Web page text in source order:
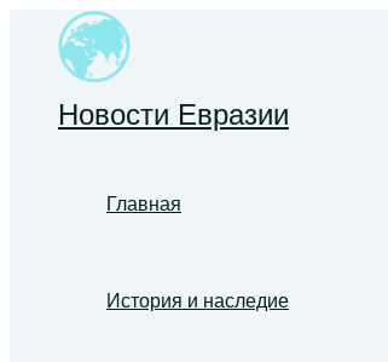
Перейти
содержимому
Новости Евразии
Главная
История и наследие